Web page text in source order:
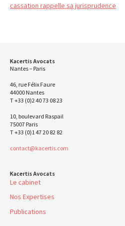
cassation rappelle sa jurisprudence
Kacertis Avocats
Nantes – Paris
46, rue Félix Faure
44000 Nantes
T +33 (0)2 40 73 08 23
10, boulevard Raspail
75007 Paris
T +33 (0)1 47 20 82 82
contact@kacertis.com
Kacertis Avocats
Le cabinet
Nos Expertises
Publications